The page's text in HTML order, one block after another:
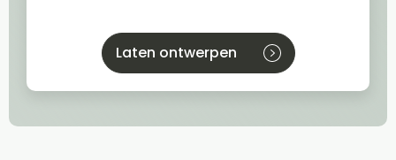
Laten ontwerpen